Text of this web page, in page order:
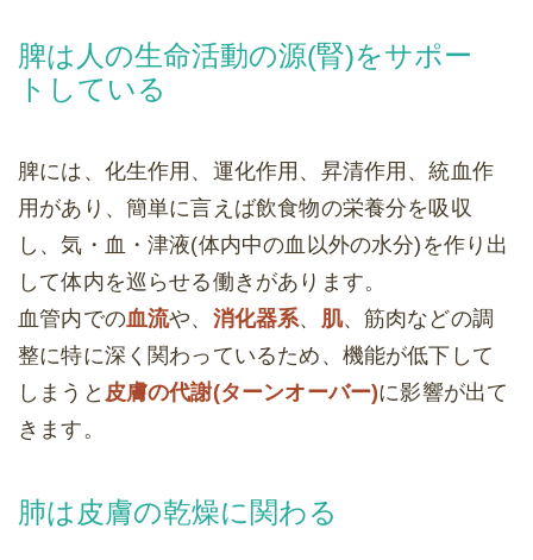
脾は人の生命活動の源(腎)をサポー
トしている
脾には、化生作用、運化作用、昇清作用、統血作
用があり、簡単に言えば飲食物の栄養分を吸収
し、気・血・津液(体内中の血以外の水分)を作り出
して体内を巡らせる働きがあります。
血管内での血流や、 消化器系、 肌、筋肉などの調
整に特に深く関わっているため、機能が低下して
しまうと 皮膚の代謝(ターンオーバー)に影響が出て
きます。
肺は皮膚の乾燥に関わる